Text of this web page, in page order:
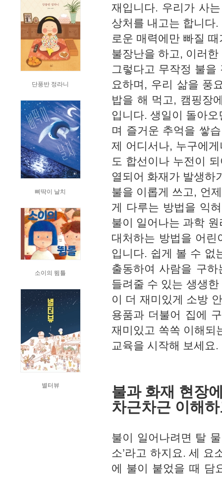
단풍반 정라니
삐딱이 날치
소이의 뜀틀
별터뷰
재입니다. 우리가 사
상처를 내고는 합니다
로운 매력에만 빠질
불장난을 하고, 이러
그렇다고 무작정 불
요하며, 우리 삶을 풍
밥을 해 먹고, 캠핑장
입니다. 생일이 돌아
며 즐거운 추억을 쌓
제 어디서나, 누구에
도 합선이나 누전이
열되어 화재가 발생하
불을 이롭게 쓰고, 언
게 다루는 방법을 익
불이 일어나는 과학
대처하는 방법을 어
입니다. 쉽게 볼 수 없
출동하여 사람을 구
들려줄 수 있는 생생
이 더 재미있게 소방
용품과 더불어 집에
재미있고 쏙쏙 이해되
교육을 시작해 보세요.
불과 화재 현장
차근차근 이해
불이 일어나려면 탈
소’라고 하지요. 세 요
에 불이 붙었을 때 담